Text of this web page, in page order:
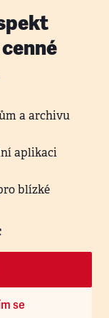
a archivu
aplikaci
blízké
se